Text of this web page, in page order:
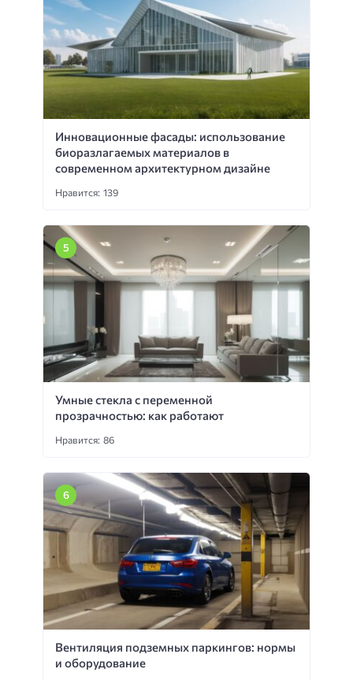
Инновационные фасады: использование
биоразлагаемых материалов в
современном архитектурном дизайне
Нравится: 139
Умные стекла с переменной
прозрачностью: как работают
Нравится: 86
Вентиляция подземных паркингов: нормы
и оборудование